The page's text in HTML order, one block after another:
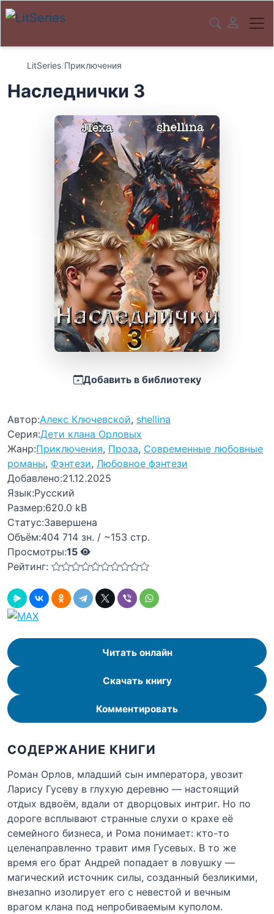
LitSeries/Приключения
Наследнички 3
Добавить в библиотеку
Автор:Алекс Ключевской, shellina
Серия:Дети клана Орловых
Жанр:Приключения, Проза, Современные любовные
романы, Фэнтези, Любовное фэнтези
Добавлено:21.12.2025
Язык:Русский
Размер:620.0 kB
Статус:Завершена
Объём:404 714 зн. / ~153 стр.
Просмотры:15
Рейтинг:
Читать онлайн
Скачать книгу
Комментировать
СОДЕРЖАНИЕ КНИГИ
Роман Орлов, младший сын императора, увозит
Ларису Гусеву в глухую деревню — настоящий
отдых вдвоём, вдали от дворцовых интриг. Но по
дороге всплывают странные слухи о крахе её
семейного бизнеса, и Рома понимает: кто-то
целенаправленно травит имя Гусевых. В то же
время его брат Андрей попадает в ловушку —
магический источник силы, созданный безликими,
внезапно изолирует его с невестой и вечным
врагом клана под непробиваемым куполом.